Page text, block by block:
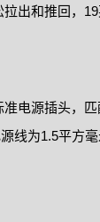
出和推回，
电源插头，
线为1.5平方